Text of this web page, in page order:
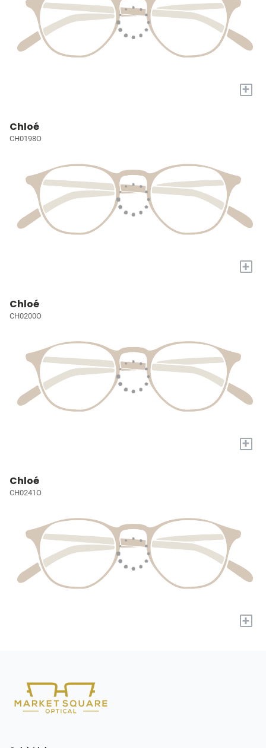
+
Chloé
CH0198O
+
Chloé
CH0200O
+
Chloé
CH0241O
+